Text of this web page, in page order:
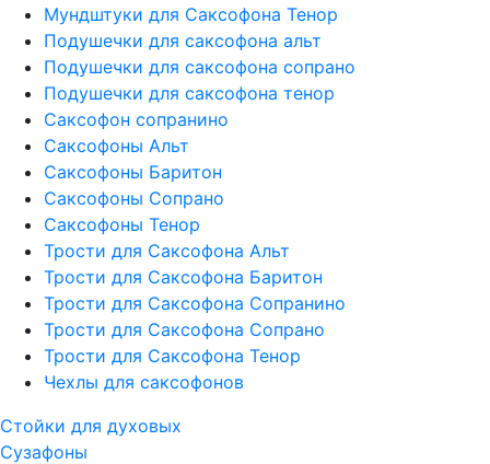
Мундштуки для Саксофона Тенор
Подушечки для саксофона альт
Подушечки для саксофона сопрано
Подушечки для саксофона тенор
Саксофон сопранино
Саксофоны Альт
Саксофоны Баритон
Саксофоны Сопрано
Саксофоны Тенор
Трости для Саксофона Альт
Трости для Саксофона Баритон
Трости для Саксофона Сопранино
Трости для Саксофона Сопрано
Трости для Саксофона Тенор
Чехлы для саксофонов
Стойки для духовых
Сузафоны